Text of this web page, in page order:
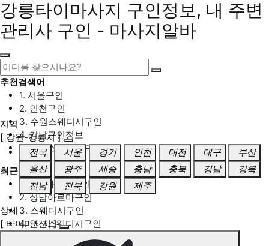
강릉타이마사지 구인정보, 내 주변
관리사 구인 - 마사지알바
추천검색어
1. 서울구인
2. 인천구인
3. 수원스웨디시구인
4. 강남구인정보
5. 동탄스웨디시구인
최근검색어
1. 일산마사지구인
2. 성남아로마구인
3. 스웨디시구인
4. 안산스웨디시구인
지역
[ 강원-강릉시 ]
전국
서울 경기 인천 대전 대구
부산
울산
광주 세종 충남 충북 경남
경북
전남
전북 강원 제주
상세
[ 타이마사지 ]